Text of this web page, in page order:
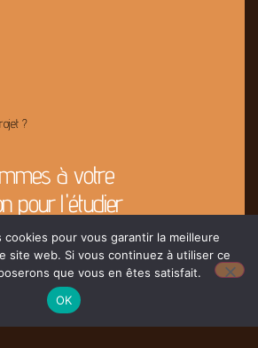
?
à votre
pour l'étudier
Nous
cookies pour vous garantir la meilleure
site web. Si vous continuez à utiliser ce
que vous en êtes satisfait.
OK